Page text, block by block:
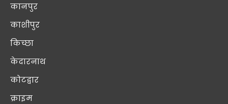
कानपुर
काशीपुर
किच्छा
केदारनाथ
कोटद्वार
क्राइम